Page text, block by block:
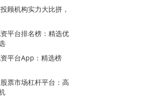
顾机构实力大比拼，
平台排名榜：精选优
票市场杠杆平台：高